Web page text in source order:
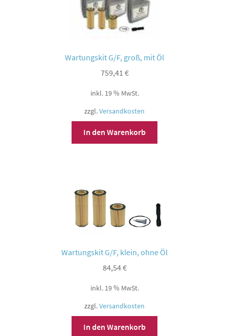
Wartungskit G/F, groß, mit Öl
759,41 €
inkl. 19 % MwSt.
zzgl.Versandkosten
In den Warenkorb
Wartungskit G/F, klein, ohne Öl
84,54€
inkl. 19 % MwSt.
zzgl.Versandkosten
In den Warenkorb